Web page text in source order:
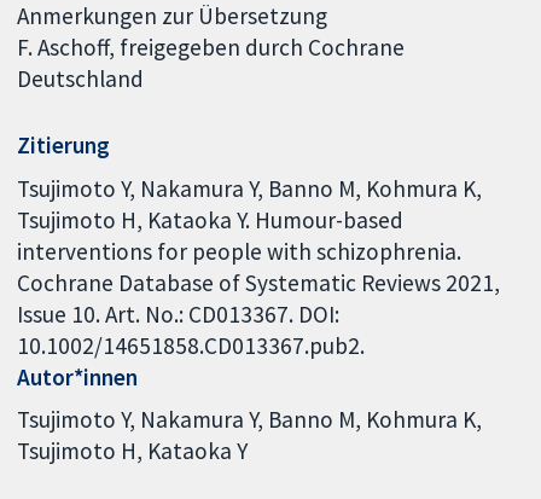
Anmerkungen zur Übersetzung
F. Aschoff, freigegeben durch Cochrane
Deutschland
Zitierung
Tsujimoto Y, Nakamura Y, Banno M, Kohmura K,
Tsujimoto H, Kataoka Y. Humour-based
interventions for people with schizophrenia.
Cochrane Database of Systematic Reviews 2021,
Issue 10. Art. No.: CD013367. DOI:
10.1002/14651858.CD013367.pub2.
Autor*innen
Tsujimoto Y Nakamura Y Banno M Kohmura K
Tsujimoto H Kataoka Y